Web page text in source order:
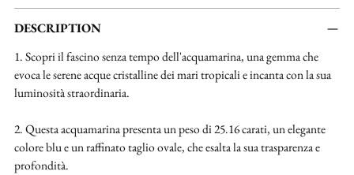
Aggiungere
un
al
carrello...
DESCRIPTION
1. Scopri il fascino senza tempo dell'acquamarina, una gemma che
evoca le serene acque cristalline dei mari tropicali e incanta con la sua
luminosità straordinaria.
2. Questa acquamarina presenta un peso di 25.16 carati, un elegante
colore blu e un raffinato taglio ovale, che esalta la sua trasparenza e
profondità.